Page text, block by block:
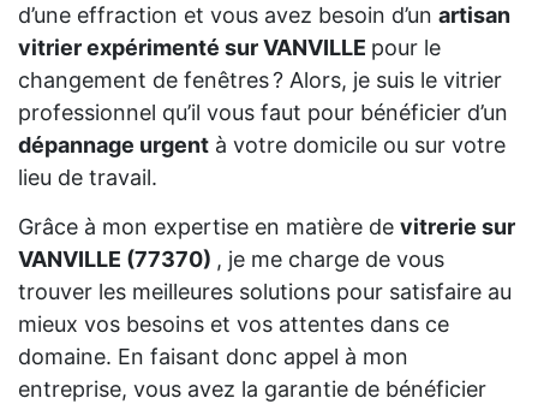
d’une effraction et vous avez besoin d’un artisan
vitrier expérimenté sur VANVILLE pour le
changement de fenêtres ? Alors, je suis le vitrier
professionnel qu’il vous faut pour bénéficier d’un
dépannage urgent à votre domicile ou sur votre
lieu de travail.
Grâce à mon expertise en matière de vitrerie sur
VANVILLE (77370) , je me charge de vous
trouver les meilleures solutions pour satisfaire au
mieux vos besoins et vos attentes dans ce
domaine. En faisant donc appel à mon
entreprise, vous avez la garantie de bénéficier